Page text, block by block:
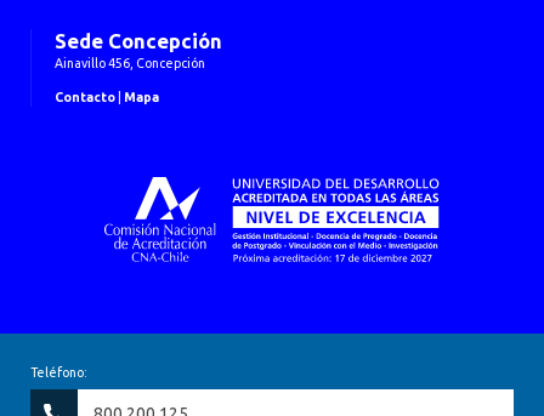
Sede Concepción
Ainavillo 456, Concepción
Contacto Mapa
Teléfono: